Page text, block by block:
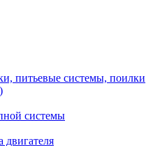
питьевые системы, поилки
системы
двигателя